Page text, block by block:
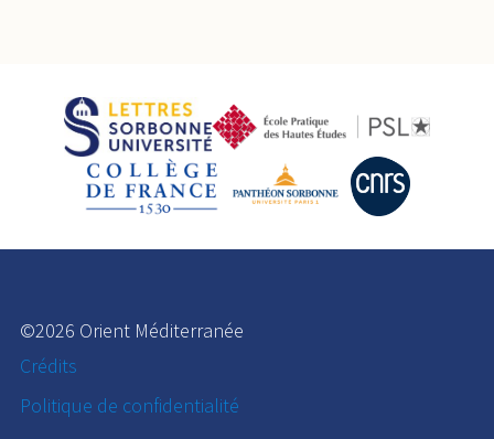
©2026 Orient Méditerranée
Crédits
Politique de confidentialité